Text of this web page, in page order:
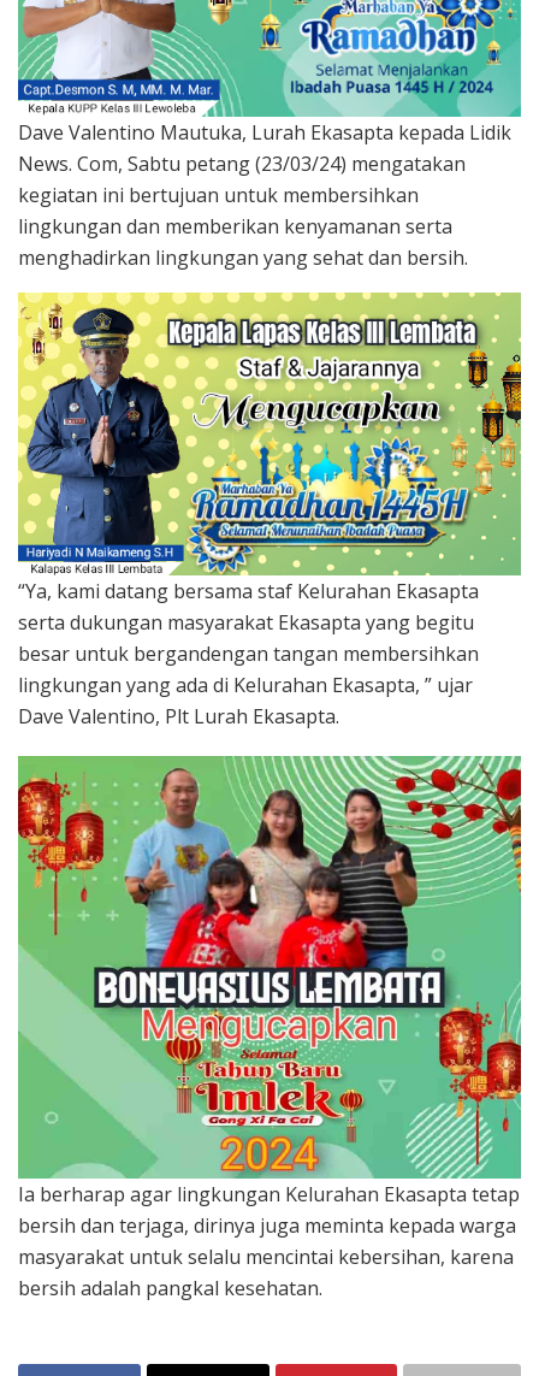
Dave Valentino Mautuka, Lurah Ekasapta kepada Lidik
News. Com, Sabtu petang (23/03/24) mengatakan
kegiatan ini bertujuan untuk membersihkan
lingkungan dan memberikan kenyamanan serta
menghadirkan lingkungan yang sehat dan bersih.
“Ya, kami datang bersama staf Kelurahan Ekasapta
serta dukungan masyarakat Ekasapta yang begitu
besar untuk bergandengan tangan membersihkan
lingkungan yang ada di Kelurahan Ekasapta, ” ujar
Dave Valentino, Plt Lurah Ekasapta.
Ia berharap agar lingkungan Kelurahan Ekasapta tetap
bersih dan terjaga, dirinya juga meminta kepada warga
masyarakat untuk selalu mencintai kebersihan, karena
bersih adalah pangkal kesehatan.